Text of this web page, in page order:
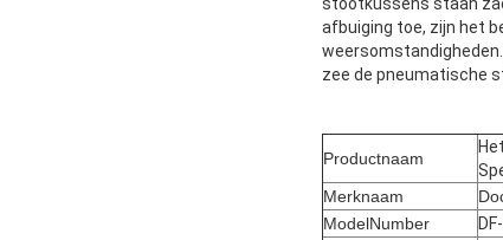
stootkussens staan
afbuiging toe, zijn het
zee de pneumatische
Productnaam
Merknaam
ModelNumber